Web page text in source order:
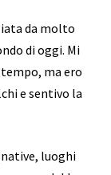
da molto
di oggi. Mi
ma ero
e sentivo la
luoghi